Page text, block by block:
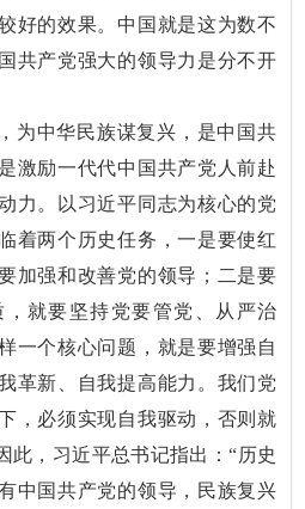
好的效果。中国就是这为数不
共产党强大的领导力是分不开
为中华民族谋复兴，是中国共
激励一代代中国共产党人前赴
力。以习近平同志为核心的党
着两个历史任务，一是要使红
加强和改善党的领导；二是要
就要坚持党要管党、从严治
一个核心问题，就是要增强自
革新、自我提高能力。我们党
，必须实现自我驱动，否则就
此，习近平总书记指出：“历史
中国共产党的领导，民族复兴